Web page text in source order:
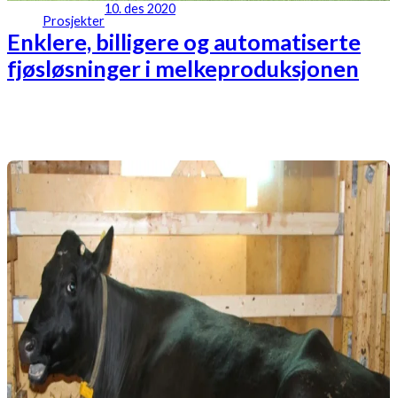
Prosjekter
10. des 2020
Enklere, billigere og automatiserte
fjøsløsninger i melkeproduksjonen